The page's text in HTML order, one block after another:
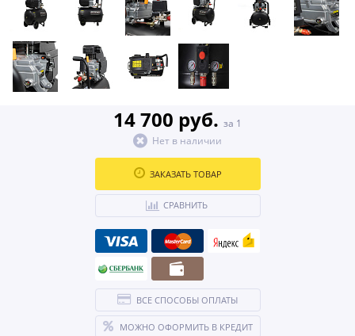
14 700 руб. за 1
Нет в наличии
ЗАКАЗАТЬ ТОВАР
СРАВНИТЬ
ВСЕ СПОСОБЫ ОПЛАТЫ
МОЖНО ОФОРМИТЬ В КРЕДИТ